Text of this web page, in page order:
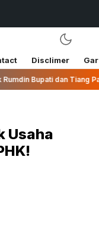
Disclimer
Bupati dan Tiang
Usaha